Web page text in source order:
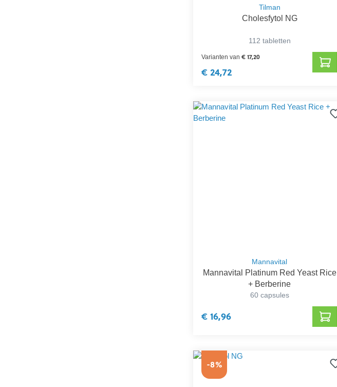
Tilman
Cholesfytol NG
112 tabletten
Varianten van € 17,20
€ 24,72
Mannavital
Mannavital Platinum Red Yeast Rice
+ Berberine
60 capsules
€ 16,96
-8%